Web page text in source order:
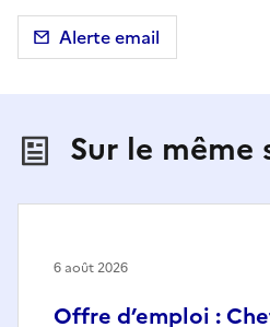
Alerte email
Sur le même
Offre d’emploi :
6 août 2026